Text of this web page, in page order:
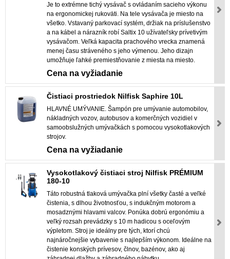
Je to extrémne tichý vysávač s ovládaním sacieho výkonu
na ergonomickej rukoväti. Na tele vysávača je miesto na
všetko. Vstavaný parkovací systém, držiak na príslušenstvo
a na kábel a nárazník robí Saltix 10 užívateľsky prívetivým
vysávačom. Veľká kapacita prachového vrecka znamená
menej času stráveného s jeho výmenou. Jeho dizajn
umožňuje ľahké premiestňovanie z miesta na miesto.
Cena na vyžiadanie
Čistiaci prostriedok Nilfisk Saphire 10L
HLAVNÉ UMÝVANIE. Šampón pre umývanie automobilov,
nákladných vozov, autobusov a komerčných vozidiel v
samoobslužných umývačkách s pomocou vysokotlakových
strojov.
Cena na vyžiadanie
Vysokotlakový čistiaci stroj Nilfisk PRÉMIUM
180-10
Táto robustná tlaková umývačka plní všetky časté a veľké
čistenia, s dlhou životnosťou, s indukčným motorom a
mosadznými hlavami valcov. Ponúka dobrú ergonómiu a
veľký rozsah prevádzky s 10 m hadicou s oceľovým
výpletom. Stroj je ideálny pre tých, ktorí chcú
najnáročnejšie vybavenie s najlepším výkonom. Ideálne na
čistenie konských prívesov, člnov, bazénov, ako aj